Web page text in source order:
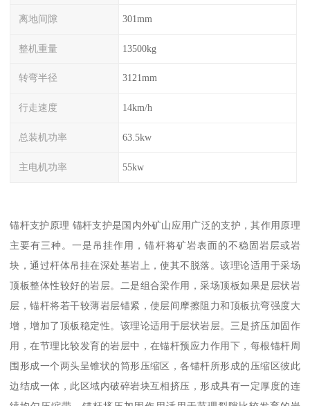
离地间隙 301mm
整机重量 13500kg
转弯半径 3121mm
行走速度 14km/h
总装机功率 63.5kw
主电机功率 55kw
锚杆支护原理 锚杆支护是国内外矿山应用广泛的支护，其作用原理
主要有三种。一是吊挂作用，锚杆将矿岩表面的不稳固岩层或岩
块，通过杆体吊挂在深处基岩上，使其不脱落。该理论适用于采场
顶板整体性较好的岩层。二是组合梁作用，采场顶板如果是层状岩
层，锚杆将若干较薄岩层锚紧，使层间摩擦阻力和顶板抗弯强度大
增，增加了顶板稳定性。该理论适用于层状岩层。三是挤压加固作
用，在节理比较发育的岩层中，在锚杆预应力作用下，每根锚杆周
围形成一个两头呈锥状的筒形压缩区，各锚杆所形成的压缩区彼此
边结成一体，此区域内破碎岩块互相挤压，形成具有一定厚度的连